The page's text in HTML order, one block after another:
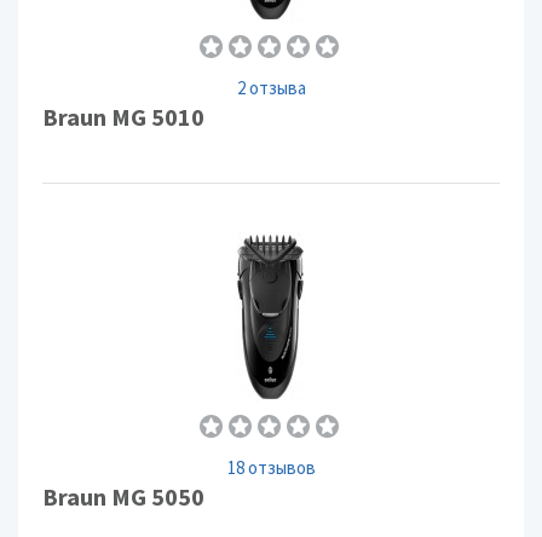
2 отзыва
Braun MG 5010
18 отзывов
Braun MG 5050